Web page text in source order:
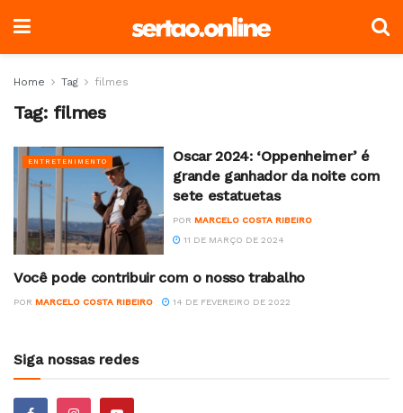
Home Tag filmes
Tag: filmes
ENTRETENIMENTO
Oscar 2024: ‘Oppenheimer’ é
grande ganhador da noite com
sete estatuetas
POR MARCELO COSTA RIBEIRO
11 DE MARÇO DE 2024
COLUNISTAS
Você pode contribuir com o nosso trabalho
POR MARCELO COSTA RIBEIRO 14 DE FEVEREIRO DE 2022
Siga nossas redes